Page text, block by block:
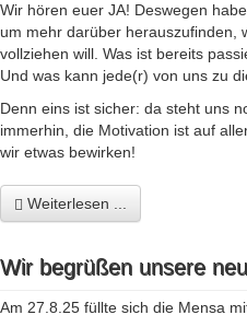
Wir hören euer JA! Deswegen
um mehr darüber herauszufinden,
vollziehen will. Was ist bereits
Und was kann jede(r) von uns zu
Denn eins ist sicher: da steht uns
immerhin, die Motivation ist auf
wir etwas bewirken!
Weiterlesen ...
Wir begrüßen unsere
Am 27.8.25 füllte sich die Mensa